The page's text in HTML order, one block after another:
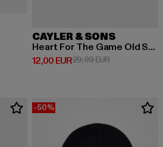
39,99 EUR
CAYLER & SONS
Heart For The Game Old Schoo
12,00 EUR
Derzeitiger Preis: 12,00 EUR
29,99 EURAktionspreis:
-50%